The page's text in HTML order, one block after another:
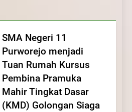
Generasi
SMA Negeri 11
Purworejo menjadi
Tuan Rumah Kursus
Pembina Pramuka
Mahir Tingkat Dasar
(KMD) Golongan Siaga